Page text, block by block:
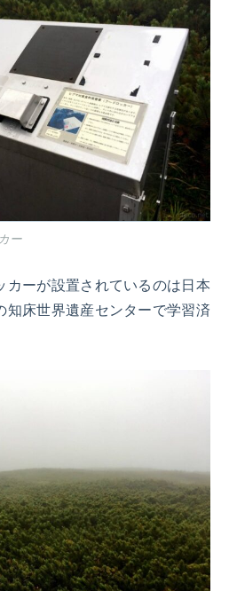
ー
カーが設置されているのは日本
知床世界遺産センターで学習済